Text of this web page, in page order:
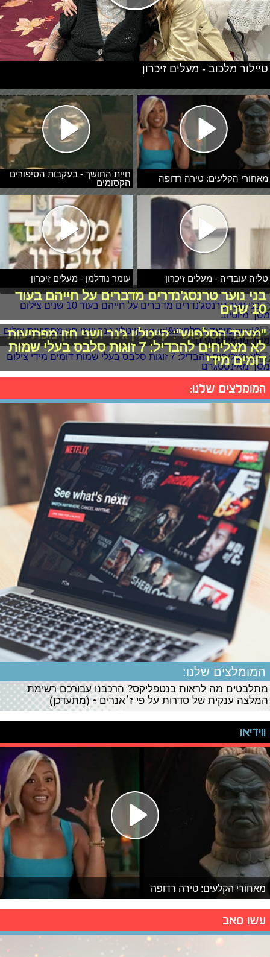
מאחורי הקלעים: טירה רדופה
חיית החושך - בעקבות הסיפורים
הקסומים
טליה עובדיה - מעלים זיכרון עומר נודלמן - מעלים זיכרון
טיילור מלכוב - מעלים זיכרון
בני נוער טרנסג'נדרים מדברים על חייהם בעוד
10 שנים
"מצעד הסלפוש": קייטלין ג'נר ושני חזן מפתיעות
לא מצליחים להבדיל: 7 זוגות סלבס בעלי שמות
דומים מידי
המומלצים שלנו:
המומלצים שלנו:
מתלבטים מה לראות בנטפליקס? הרכבנו עבורכם רשימת
המלצה ענקית של סדרות על פי ז׳אנרים • (מתעדכן)
ווידיאו
מאחורי הקלעים: טירה רדופה
עשו סאב